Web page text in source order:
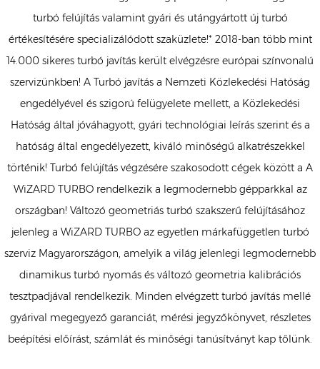
turbó felújítás valamint gyári és utángyártott új turbó
értékesítésére specializálódott szaküzlete!* 2018-ban több mint
14.000 sikeres turbó javítás került elvégzésre európai színvonalú
szervizünkben! A Turbó javítás a Nemzeti Közlekedési Hatóság
engedélyével és szigorú felügyelete mellett, a Közlekedési
Hatóság által jóváhagyott, gyári technológiai leírás szerint és a
hatóság által engedélyezett, kiváló minőségű alkatrészekkel
történik! Turbó felújítás végzésére szakosodott cégek között a A
WiZARD TURBO rendelkezik a legmodernebb gépparkkal az
országban! Változó geometriás turbó szakszerű felújításához
jelenleg a WiZARD TURBO az egyetlen márkafüggetlen turbó
szerviz Magyarországon, amelyik a világ jelenlegi legmodernebb
dinamikus turbó nyomás és változó geometria kalibrációs
tesztpadjával rendelkezik. Minden elvégzett turbó javítás mellé
gyárival megegyező garanciát, mérési jegyzőkönyvet, részletes
beépítési előírást, számlát és minőségi tanúsítványt kap tőlünk.